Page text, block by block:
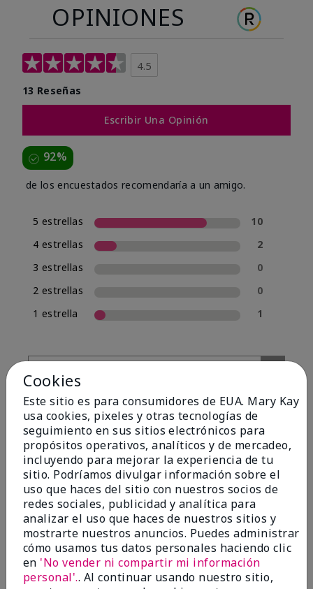
OPINIONES
4.5
13 Reseñas
Escribir Una Opinión
92%
de los encuestados recomendaría a un amigo.
5 estrellas
10
4 estrellas
2
3 estrellas
0
2 estrellas
0
1 estrella
1
Evaluado por 13 clientes
5
Yeh! I really works
EnviadoHace 4 meses
porChar
Cookies
Este sitio es para consumidores de EUA. Mary Kay
usa cookies, pixeles y otras tecnologías de
seguimiento en sus sitios electrónicos para
propósitos operativos, analíticos y de mercadeo,
incluyendo para mejorar la experiencia de tu
sitio. Podríamos divulgar información sobre el
uso que haces del sitio con nuestros socios de
redes sociales, publicidad y analítica para
analizar el uso que haces de nuestros sitios y
mostrarte nuestros anuncios. Puedes administrar
cómo usamos tus datos personales haciendo clic
en 'No vender ni compartir mi información
personal'.. Al continuar usando nuestro sitio,